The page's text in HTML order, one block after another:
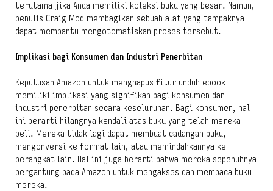
terutama jika Anda memiliki koleksi buku yang besar. Namun,
penulis Craig Mod membagikan sebuah alat yang tampaknya
dapat membantu mengotomatiskan proses tersebut.
Implikasi bagi Konsumen dan Industri Penerbitan
Keputusan Amazon untuk menghapus fitur unduh ebook
memiliki implikasi yang signifikan bagi konsumen dan
industri penerbitan secara keseluruhan. Bagi konsumen, hal
ini berarti hilangnya kendali atas buku yang telah mereka
beli. Mereka tidak lagi dapat membuat cadangan buku,
mengonversi ke format lain, atau memindahkannya ke
perangkat lain. Hal ini juga berarti bahwa mereka sepenuhnya
bergantung pada Amazon untuk mengakses dan membaca buku
mereka.